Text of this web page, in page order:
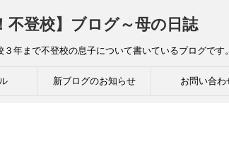
不登校】ブログ～母の日誌
３年まで不登校の息子について書いているブログで
新ブログのお知らせ お問い合わ